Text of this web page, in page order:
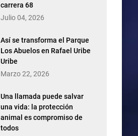
carrera 68
Julio 04, 2026
Así se transforma el Parque
Los Abuelos en Rafael Uribe
Uribe
Marzo 22, 2026
Una llamada puede salvar
una vida: la protección
animal es compromiso de
todos